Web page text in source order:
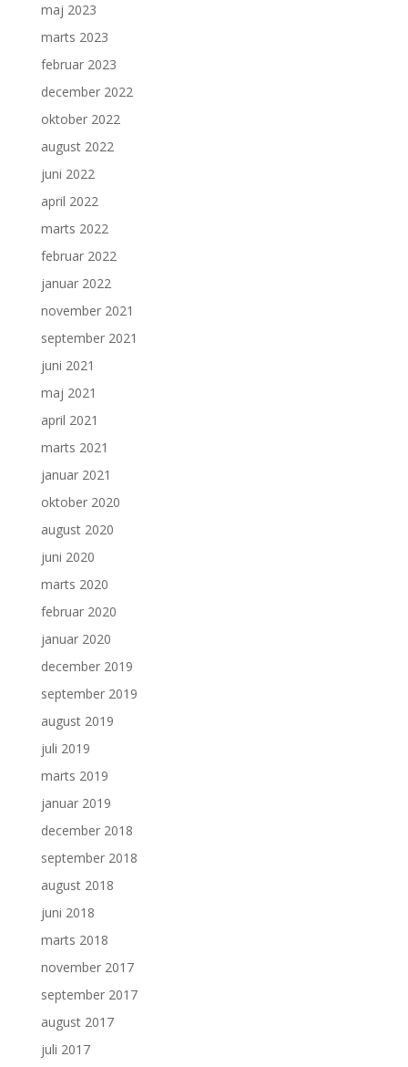
maj 2023
marts 2023
februar 2023
december 2022
oktober 2022
august 2022
juni 2022
april 2022
marts 2022
februar 2022
januar 2022
november 2021
september 2021
juni 2021
maj 2021
april 2021
marts 2021
januar 2021
oktober 2020
august 2020
juni 2020
marts 2020
februar 2020
januar 2020
december 2019
september 2019
august 2019
juli 2019
marts 2019
januar 2019
december 2018
september 2018
august 2018
juni 2018
marts 2018
november 2017
september 2017
august 2017
juli 2017